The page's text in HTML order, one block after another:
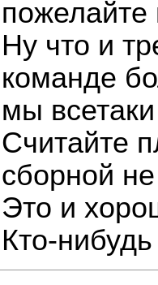
пожелайте
Ну что и
команде
мы
Считайте
сборной
Это и
Кто-